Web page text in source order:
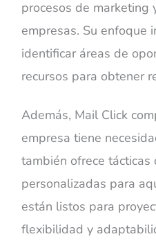
procesos de marketing
empresas. Su enfoque
identificar áreas de
recursos para obtener
Además, Mail Click
empresa tiene
también ofrece tácticas
personalizadas para
están listos para
flexibilidad y